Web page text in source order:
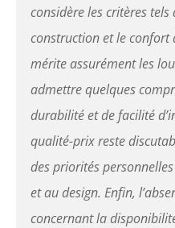
considère les critères
construction et le confort
mérite assurément les
admettre quelques
durabilité et de facilité
qualité-prix reste
des priorités
et au design. Enfin,
concernant la